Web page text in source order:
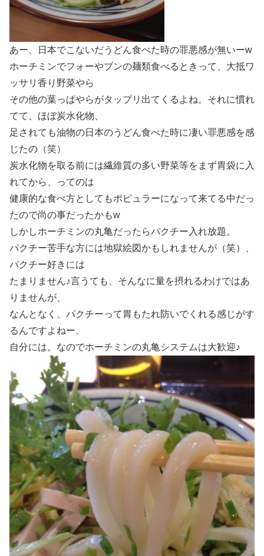
あー、日本でこないだうどん食べた時の罪悪感が無いーw
ホーチミンでフォーやブンの麺類食べるときって、大抵ワ
ッサリ香り野菜やら
その他の葉っぱやらがタップリ出てくるよね。それに慣れ
てて、ほぼ炭水化物、
足されても油物の日本のうどん食べた時に凄い罪悪感を感
じたの（笑）
炭水化物を取る前には繊維質の多い野菜等をまず胃袋に入
れてから、ってのは
健康的な食べ方としてもポピュラーになって来てる中だっ
たので尚の事だったかもw
しかしホーチミンの丸亀だったらパクチー入れ放題。
パクチー苦手な方には地獄絵図かもしれませんが（笑）、
パクチー好きには
たまりません♪言うても、そんなに量を摂れるわけではあ
りませんが、
なんとなく、パクチーって胃もたれ防いでくれる感じがす
るんですよねー、
自分には。なのでホーチミンの丸亀システムは大歓迎♪